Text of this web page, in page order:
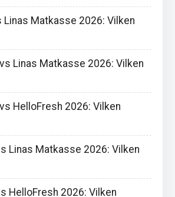
Matkasse 2026: Vilken
Linas Matkasse 2026: Vilken
HelloFresh 2026: Vilken
Linas Matkasse 2026: Vilken
HelloFresh 2026: Vilken